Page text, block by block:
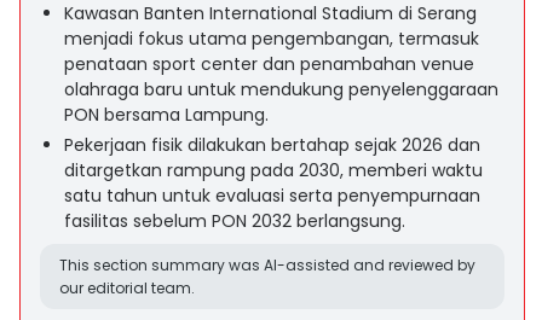
Kawasan Banten International Stadium di Serang
menjadi fokus utama pengembangan, termasuk
penataan sport center dan penambahan venue
olahraga baru untuk mendukung penyelenggaraan
PON bersama Lampung.
Pekerjaan fisik dilakukan bertahap sejak 2026 dan
ditargetkan rampung pada 2030, memberi waktu
satu tahun untuk evaluasi serta penyempurnaan
fasilitas sebelum PON 2032 berlangsung.
This section summary was AI-assisted and reviewed by
our editorial team.